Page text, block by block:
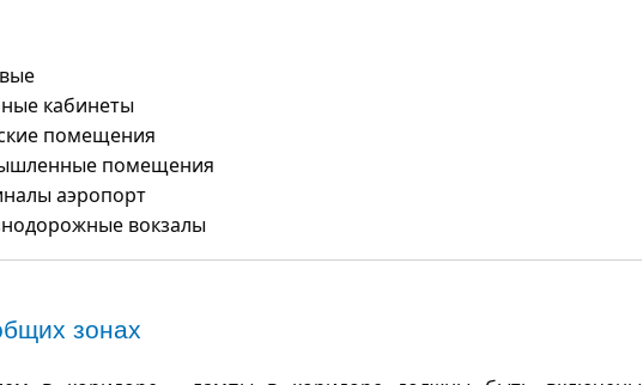
кабинеты
помещения
помещения
аэропорт
вокзалы
зонах